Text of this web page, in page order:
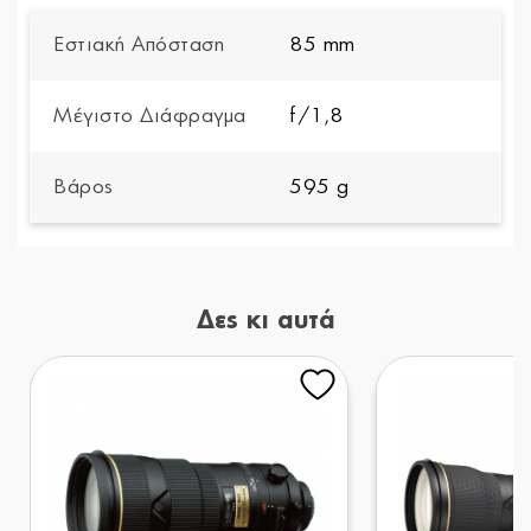
Εστιακή Απόσταση 85 mm
Μέγιστο Διάφραγμα f/1,8
Βάρος 595 g
Δες κι αυτά